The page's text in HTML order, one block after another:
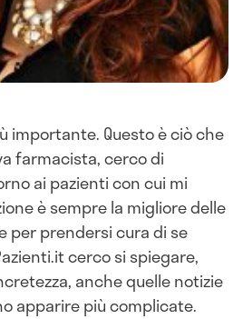
importante. Questo è ciò che
farmacista, cerco di
ai pazienti con cui mi
è sempre la migliore delle
per prendersi cura di se
cerco si spiegare,
anche quelle notizie
apparire più complicate.